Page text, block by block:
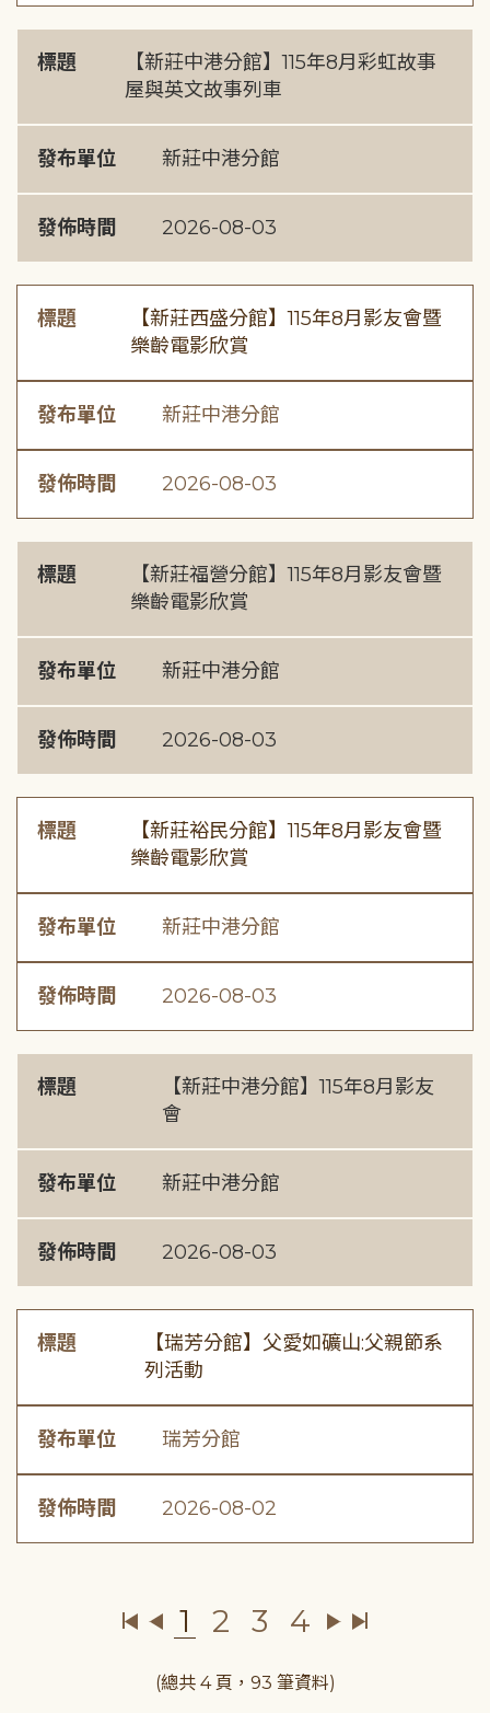
標題
【新莊中港分館】115年8月彩虹故事
屋與英文故事列車
發布單位 新莊中港分館
發佈時間 2026-08-03
標題
【新莊西盛分館】115年8月影友會暨
樂齡電影欣賞
發布單位 新莊中港分館
發佈時間 2026-08-03
標題
【新莊福營分館】115年8月影友會暨
樂齡電影欣賞
發布單位 新莊中港分館
發佈時間 2026-08-03
標題
【新莊裕民分館】115年8月影友會暨
樂齡電影欣賞
發布單位 新莊中港分館
發佈時間 2026-08-03
標題
【新莊中港分館】115年8月影友
會
發布單位 新莊中港分館
發佈時間 2026-08-03
標題
【瑞芳分館】父愛如礦山:父親節系
列活動
發布單位 瑞芳分館
發佈時間 2026-08-02
1 2 3 4
(總共 4 頁，93 筆資料)